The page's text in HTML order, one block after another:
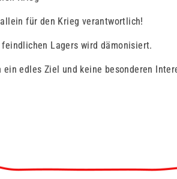
für den Krieg verantwortlich!
feindlichen Lagers wird dämonisiert.
edles Ziel und keine besonderen